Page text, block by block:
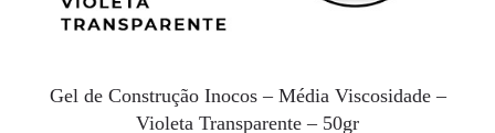
Gel de Construção Inocos – Média Viscosidade –
Violeta Transparente – 50gr